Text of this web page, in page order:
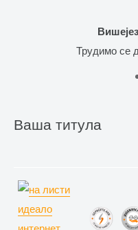
Трудимо се
Ваша титула